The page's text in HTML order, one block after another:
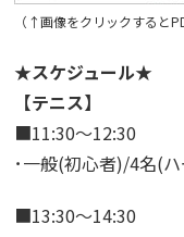
（↑画像をクリックすると
★スケジュール★
【テニス】
■11:30～12:30
･一般(初心者)/4名(
■13:30～14:30